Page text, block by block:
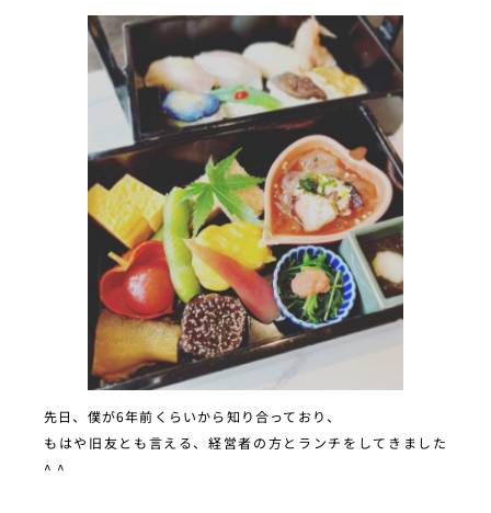
先日、僕が6年前くらいから知り合っており、
もはや旧友とも言える、経営者の方とランチをしてきました
^ ^